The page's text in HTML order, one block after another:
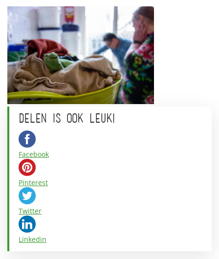
DELEN IS OOK LEUK!
Facebook
Pinterest
Twitter
Linkedin